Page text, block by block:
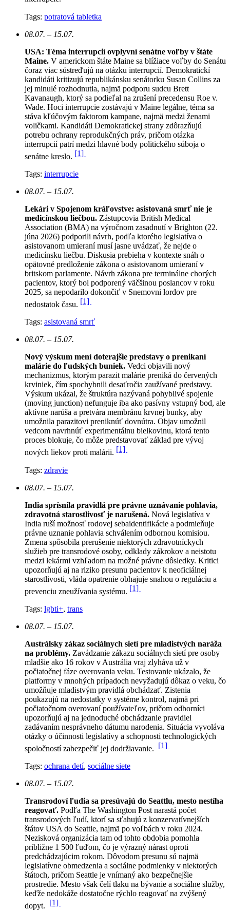
Tags: potratová tabletka
08.07. – 15.07.
USA: Téma interrupcií ovplyvní senátne voľby v štáte
Maine. V americkom štáte Maine sa blížiace voľby do Senátu
čoraz viac sústreďujú na otázku interrupcií. Demokratickí
kandidáti kritizujú republikánsku senátorku Susan Collins za
jej minulé rozhodnutia, najmä podporu sudcu Brett
Kavanaugh, ktorý sa podieľal na zrušení precedensu Roe v.
Wade. Hoci interrupcie zostávajú v Maine legálne, téma sa
stáva kľúčovým faktorom kampane, najmä medzi ženami
voličkami. Kandidáti Demokratickej strany zdôrazňujú
potrebu ochrany reprodukčných práv, pričom otázka
interrupcií patrí medzi hlavné body politického súboja o
senátne kreslo. [1]
Tags: interrupcie
08.07. – 15.07.
Lekári v Spojenom kráľovstve: asistovaná smrť nie je
medicínskou liečbou. Zástupcovia British Medical
Association (BMA) na výročnom zasadnutí v Brighton (22.
júna 2026) podporili návrh, podľa ktorého legislatíva o
asistovanom umieraní musí jasne uvádzať, že nejde o
medicínsku liečbu. Diskusia prebieha v kontexte snáh o
opätovné predloženie zákona o asistovanom umieraní v
britskom parlamente. Návrh zákona pre terminálne chorých
pacientov, ktorý bol podporený väčšinou poslancov v roku
2025, sa nepodarilo dokončiť v Snemovni lordov pre
nedostatok času. [1]
Tags: asistovaná smrť
08.07. – 15.07.
Nový výskum mení doterajšie predstavy o prenikaní
malárie do ľudských buniek. Vedci objavili nový
mechanizmus, ktorým parazit malárie preniká do červených
krviniek, čím spochybnili desaťročia zaužívané predstavy.
Výskum ukázal, že štruktúra nazývaná pohyblivé spojenie
(moving junction) nefunguje iba ako pasívny vstupný bod, ale
aktívne narúša a pretvára membránu krvnej bunky, aby
umožnila parazitovi preniknúť dovnútra. Objav umožnil
vedcom navrhnúť experimentálnu bielkovinu, ktorá tento
proces blokuje, čo môže predstavovať základ pre vývoj
nových liekov proti malárii. [1]
Tags: zdravie
08.07. – 15.07.
India sprísnila pravidlá pre právne uznávanie pohlavia,
zdravotná starostlivosť je narušená. Nová legislatíva v
India ruší možnosť rodovej sebaidentifikácie a podmieňuje
právne uznanie pohlavia schválením odbornou komisiou.
Zmena spôsobila prerušenie niektorých zdravotníckych
služieb pre transrodové osoby, odklady zákrokov a neistotu
medzi lekármi vzhľadom na možné právne dôsledky. Kritici
upozorňujú aj na riziko presunu pacientov k neoficiálnej
starostlivosti, vláda opatrenie obhajuje snahou o reguláciu a
prevenciu zneužívania systému. [1]
Tags: lgbti+, trans
08.07. – 15.07.
Austrálsky zákaz sociálnych sietí pre mladistvých naráža
na problémy. Zavádzanie zákazu sociálnych sietí pre osoby
mladšie ako 16 rokov v Austrália vraj zlyháva už v
počiatočnej fáze overovania veku. Testovanie ukázalo, že
platformy v mnohých prípadoch nevyžadujú dôkaz o veku, čo
umožňuje mladistvým pravidlá obchádzať. Zistenia
poukazujú na nedostatky v systéme kontrol, najmä pri
počiatočnom overovaní používateľov, pričom odborníci
upozorňujú aj na jednoduché obchádzanie pravidiel
zadávaním nesprávneho dátumu narodenia. Situácia vyvoláva
otázky o účinnosti legislatívy a schopnosti technologických
spoločností zabezpečiť jej dodržiavanie. [1]
Tags: ochrana detí, sociálne siete
08.07. – 15.07.
Transrodoví ľudia sa presúvajú do Seattlu, mesto nestíha
reagovať. Podľa The Washington Post narastá počet
transrodových ľudí, ktorí sa sťahujú z konzervatívnejších
štátov USA do Seattle, najmä po voľbách v roku 2024.
Nezisková organizácia tam od tohto obdobia pomohla
približne 1 500 ľuďom, čo je výrazný nárast oproti
predchádzajúcim rokom. Dôvodom presunu sú najmä
legislatívne obmedzenia a sociálne podmienky v niektorých
štátoch, pričom Seattle je vnímaný ako bezpečnejšie
prostredie. Mesto však čelí tlaku na bývanie a sociálne služby,
keďže nedokáže dostatočne rýchlo reagovať na zvýšený
dopyt. [1]